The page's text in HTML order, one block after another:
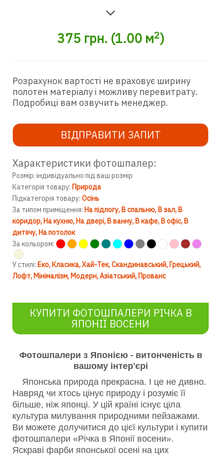
375 грн. (1.00м2)
Розрахунок вартості не враховує ширину
полотен матеріалу і можливу перевитрату.
Подробиці вам озвучить менеджер.
ВІДПРАВИТИ ЗАПИТ
Характеристики фотошпалер:
Розмір: індивідуально під ваш розмір
Категорія товару: Природа
Підкатегорія товару: Осінь
За типом приміщення: На підлогу В спальню В зал В
коридор На кухню На двері В ванну В кафе В офіс В
дитячу На потолок
За кольором:
У стилі: Еко Класика Хай-Тек Скандинавський Грецький
Лофт Мінімалізм Модерн Азіатський Прованс
КУПИТИ ФОТОШПАЛЕРИ РІЧКА В
ЯПОНІЇ ВОСЕНИ
Фотошпалери з Японією - витонченість в
вашому інтер'єрі
Японська природа прекрасна. І це не дивно.
Навряд чи хтось цінує природу і розуміє її
більше, ніж японці. У цій країні існує ціла
культура милування природними пейзажами.
Ви можете долучитися до цієї культури і купити
фотошпалери «Річка в Японії восени».
Яскраві фарби японської осені на цих